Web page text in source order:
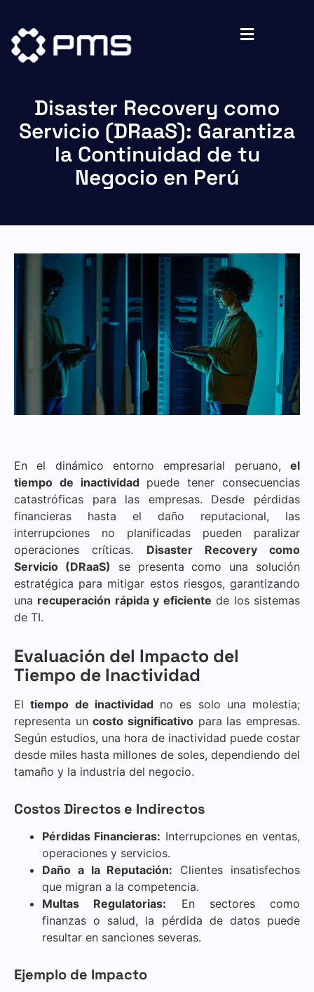
Disaster Recovery como
Servicio (DRaaS): Garantiza
la Continuidad de tu
Negocio en Perú
En el dinámico entorno empresarial peruano, el
tiempo de inactividadpuede tener consecuencias
catastróficas para las empresas. Desde pérdidas
financieras hasta el daño reputacional, las
interrupciones no planificadas pueden paralizar
operaciones críticas. Disaster Recovery como
Servicio (DRaaS) se presenta como una solución
estratégica para mitigar estos riesgos, garantizando
una recuperación rápida y eficiente de los sistemas
de TI.
Evaluación del Impacto del
Tiempo de Inactividad
Eltiempo de inactividadno es solo una molestia;
representa uncosto significativo para las empresas.
Según estudios, una hora de inactividad puede costar
desde miles hasta millones de soles, dependiendo del
tamaño y la industria del negocio.
Costos Directos e Indirectos
Pérdidas Financieras: Interrupciones en ventas,
operaciones y servicios.
Daño a la Reputación: Clientes insatisfechos
que migran a la competencia.
Multas Regulatorias: En sectores como
finanzas o salud, la pérdida de datos puede
resultar en sanciones severas.
Ejemplo de Impacto